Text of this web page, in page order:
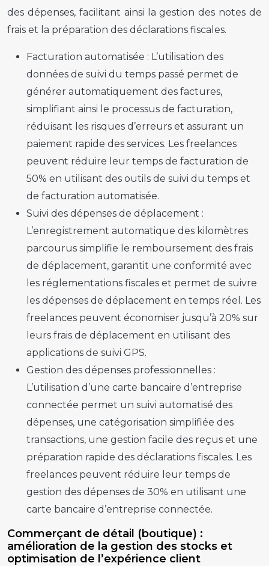
des dépenses, facilitant ainsi la gestion des notes de
frais et la préparation des déclarations fiscales.
Facturation automatisée : L’utilisation des
données de suivi du temps passé permet de
générer automatiquement des factures,
simplifiant ainsi le processus de facturation,
réduisant les risques d’erreurs et assurant un
paiement rapide des services. Les freelances
peuvent réduire leur temps de facturation de
50% en utilisant des outils de suivi du temps et
de facturation automatisée.
Suivi des dépenses de déplacement :
L’enregistrement automatique des kilomètres
parcourus simplifie le remboursement des frais
de déplacement, garantit une conformité avec
les réglementations fiscales et permet de suivre
les dépenses de déplacement en temps réel. Les
freelances peuvent économiser jusqu’à 20% sur
leurs frais de déplacement en utilisant des
applications de suivi GPS.
Gestion des dépenses professionnelles :
L’utilisation d’une carte bancaire d’entreprise
connectée permet un suivi automatisé des
dépenses, une catégorisation simplifiée des
transactions, une gestion facile des reçus et une
préparation rapide des déclarations fiscales. Les
freelances peuvent réduire leur temps de
gestion des dépenses de 30% en utilisant une
carte bancaire d’entreprise connectée.
Commerçant de détail (boutique) :
amélioration de la gestion des stocks et
optimisation de l’expérience client